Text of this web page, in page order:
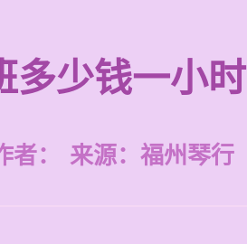
多少钱一小时
者： 来源： 福州琴行